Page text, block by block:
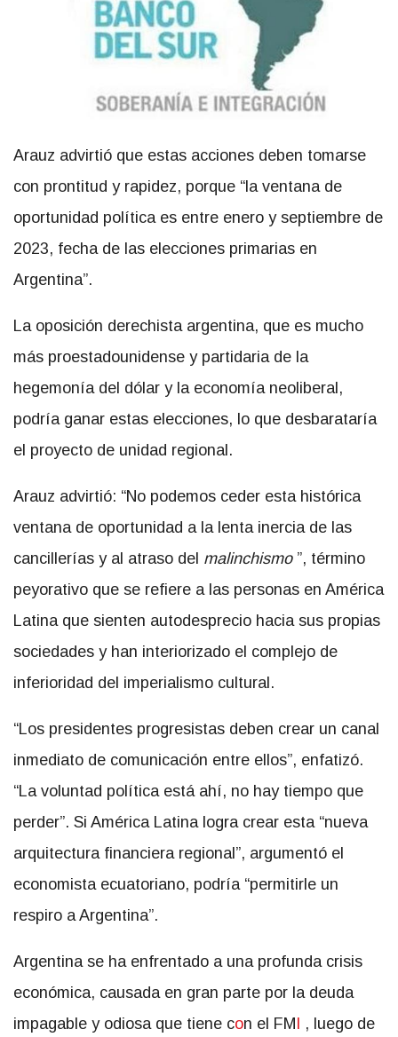
Arauz advirtió que estas acciones deben tomarse
con prontitud y rapidez, porque “la ventana de
oportunidad política es entre enero y septiembre de
2023, fecha de las elecciones primarias en
Argentina”.
La oposición derechista argentina, que es mucho
más proestadounidense y partidaria de la
hegemonía del dólar y la economía neoliberal,
podría ganar estas elecciones, lo que desbarataría
el proyecto de unidad regional.
Arauz advirtió: “No podemos ceder esta histórica
ventana de oportunidad a la lenta inercia de las
cancillerías y al atraso del malinchismo”, término
peyorativo que se refiere a las personas en América
Latina que sienten autodesprecio hacia sus propias
sociedades y han interiorizado el complejo de
inferioridad del imperialismo cultural.
“Los presidentes progresistas deben crear un canal
inmediato de comunicación entre ellos”, enfatizó.
“La voluntad política está ahí, no hay tiempo que
perder”. Si América Latina logra crear esta “nueva
arquitectura financiera regional”, argumentó el
economista ecuatoriano, podría “permitirle un
respiro a Argentina”.
Argentina se ha enfrentado a una profunda crisis
económica, causada en gran parte por la deuda
impagable y odiosa que tiene con el FMI , luego de